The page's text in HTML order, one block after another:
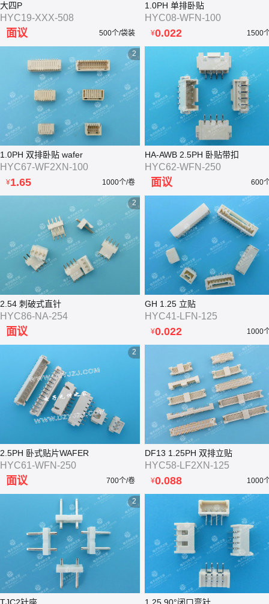
大四P
HYC19-XXX-508
面议 500个/袋装
1.0PH 单排卧贴
HYC08-WFN-100
¥0.022 1500
2
1.0PH 双排卧贴 wafer
HYC67-WF2XN-100
¥1.65 1000个/卷
HA-AWB 2.5PH 卧贴带扣
HYC62-WFN-250
面议 600
2
2.54 刺破式直针
HYC86-NA-254
面议
GH 1.25 立贴
HYC41-LFN-125
¥0.022 1000
2
2.5PH 卧式贴片WAFER
HYC61-WFN-250
面议 700个/卷
DF13 1.25PH 双排立贴
HYC58-LF2XN-125
¥0.088 1000
2